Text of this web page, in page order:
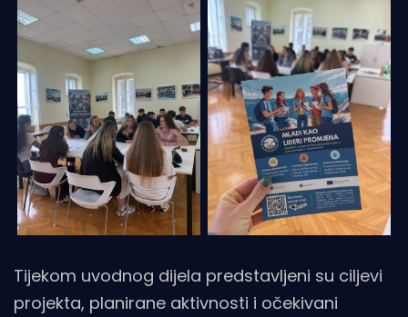
Tijekom uvodnog dijela predstavljeni su ciljevi
projekta, planirane aktivnosti i očekivani